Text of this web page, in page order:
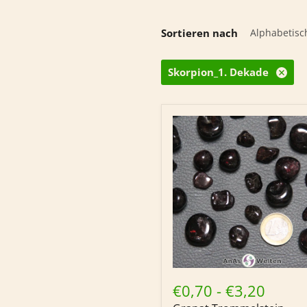
Sortieren nach
Skorpion_1. Dekade
Trommelstein
€0,70 - €3,20